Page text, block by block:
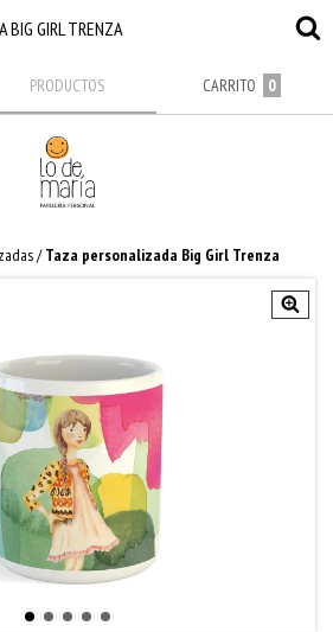
BIG GIRL TRENZA
PRODUCTOS CARRITO 0
/ Taza personalizada Big Girl Trenza